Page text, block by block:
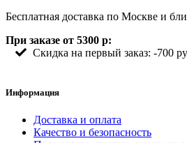
Бесплатная доставка по Москве и
При заказе от 5300 р:
Скидка на первый заказ: -700
Информация
Доставка и оплата
Качество и безопасность